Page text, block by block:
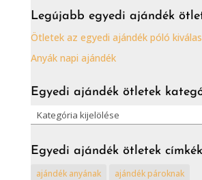
Legújabb egyedi ajándék
Ötletek az egyedi ajándék póló
Anyák napi ajándék
Egyedi ajándék ötletek
Egyedi
ajándék
ötletek
kategóriái
Egyedi ajándék ötletek címkék
ajándék anyának
ajándék pároknak